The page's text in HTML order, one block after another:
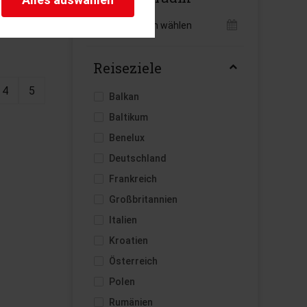
4 5
Reisezeitraum wählen
Reiseziele
Balkan
Baltikum
Benelux
Deutschland
Frankreich
Großbritannien
Italien
Kroatien
Österreich
Polen
Rumänien
eingeloggt bleiben
und Analysen. Mithilfe